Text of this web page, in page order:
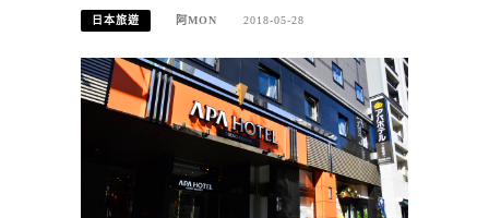
日本旅遊 阿MON 2018-05-28